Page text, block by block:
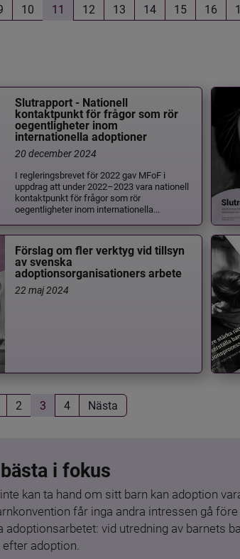
10 11 12 13 14 15 16
Slutrapport - Nationell
kontaktpunkt för frågor som rör
oegentligheter inom
internationella adoptioner
20 december 2024
I regleringsbrevet för 2022 gav MFoF i
uppdrag att under 2022–2023 vara nationell
kontaktpunkt för frågor som rör
oegentligheter inom internationella...
Förslag om fler verktyg vid tillsyn
av svenska
adoptionsorganisationers arbete
22 maj 2024
2 3 4 Nästa
i fokus
kan ta hand om sitt barn kan adoption
får inga andra intressen gå
adoptionsarbetet: vid utredning av barnets
adoption.